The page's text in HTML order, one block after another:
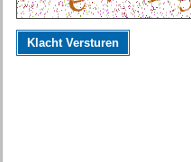
Klacht Versturen